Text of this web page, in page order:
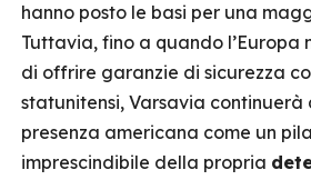
hanno posto le basi per una
Tuttavia, fino a quando l’Europa
di offrire garanzie di sicurezza
statunitensi, Varsavia continuerà
presenza americana come un
imprescindibile della propria